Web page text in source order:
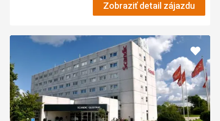
Zobraziť detail zájazdu
Pridať
do